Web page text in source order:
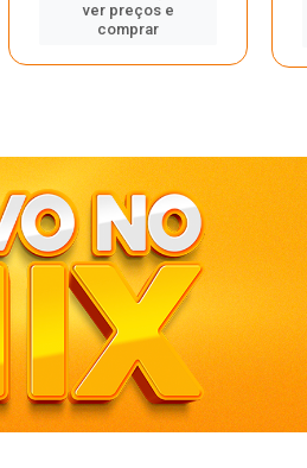
ver preços e
comprar